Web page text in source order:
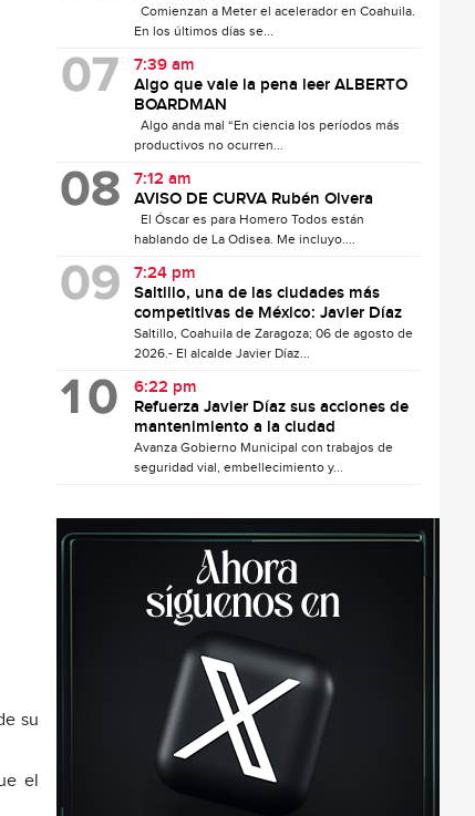
su
el
Comienzan a Meter el acelerador en Coahuila.
En los últimos días se...
7:39 am
Algo que vale la pena leer ALBERTO
BOARDMAN
Algo anda mal “En ciencia los períodos más
productivos no ocurren...
7:12 am
AVISO DE CURVA Rubén Olvera
El Óscar es para Homero Todos están
hablando de La Odisea. Me incluyo....
7:24 pm
Saltillo, una de las ciudades más
competitivas de México: Javier Díaz
Saltillo, Coahuila de Zaragoza; 06 de agosto de
2026.- El alcalde Javier Díaz...
6:22 pm
Refuerza Javier Díaz sus acciones de
mantenimiento a la ciudad
Avanza Gobierno Municipal con trabajos de
seguridad vial, embellecimiento y...